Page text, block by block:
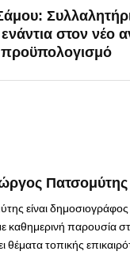
στον νέο
προϋπολογισμό
Πατσομύτης
είναι δημοσιογράφος
καθημερινή παρουσία
θέματα τοπικής